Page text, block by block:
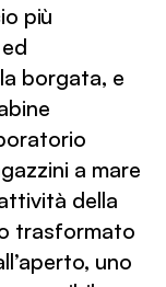
più
borgata, e
a mare
della
trasformato
uno